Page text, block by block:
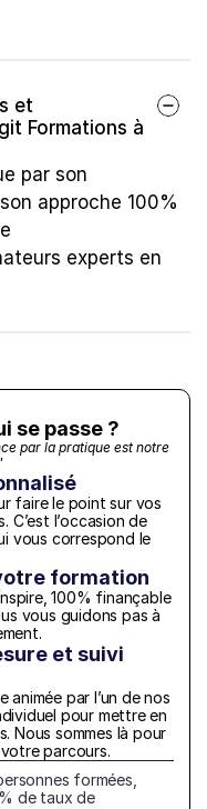
et
Formations à
par son
approche 100%
experts en
se passe ?
par la pratique est notre
faire le point sur vos
l’occasion de
vous correspond le
formation
100% finançable
vous guidons pas à
et suivi
par l’un de nos
pour mettre en
Nous sommes là pour
parcours.
formées,
de taux de